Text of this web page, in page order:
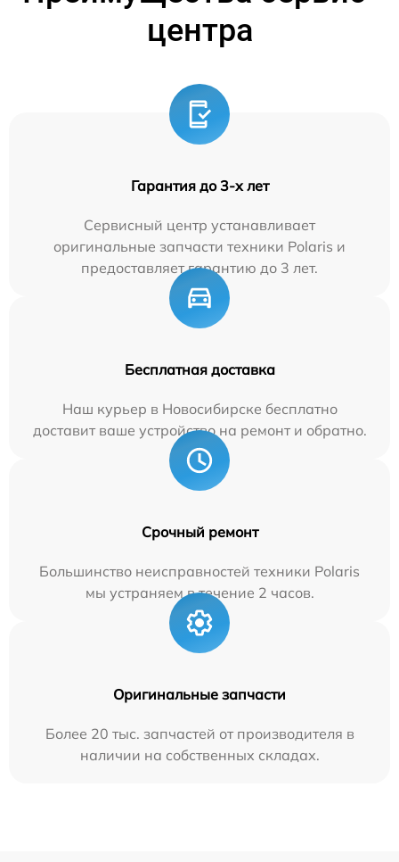
центра
Гарантия до 3-х лет
Сервисный центр устанавливает
оригинальные запчасти техники Polaris и
предоставляет гарантию до 3 лет.
Бесплатная доставка
Наш курьер в Новосибирске бесплатно
доставит ваше устройство на ремонт и обратно.
Срочный ремонт
Большинство неисправностей техники Polaris
мы устраняем в течение 2 часов.
Оригинальные запчасти
Более 20 тыс. запчастей от производителя в
наличии на собственных складах.